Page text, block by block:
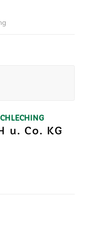
u. Co. KG